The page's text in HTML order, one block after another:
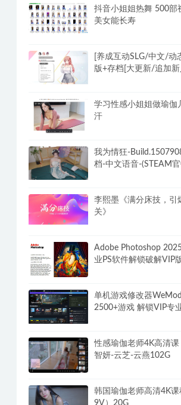
抖音小姐姐热舞 500部
美女能长寿
[养成互动SLG/中文/动
版+存档[大更新/追加新
学习性感小姐姐做瑜伽
汗
我为情狂-
档-中文语音-(STEAM
李熙墨《满分床技，引
关》
Adobe Photoshop
业PS软件解锁破解VIP
单机游戏修改器
2500+游戏 解锁VIP专
性感瑜伽老师4K高清
智妍-云芝-云燕102G
韩国瑜伽老师高清4K